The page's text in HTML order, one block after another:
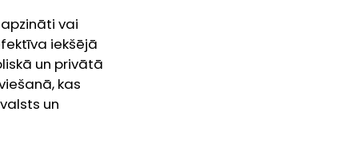
vai
iekšējā
un privātā
kas
un